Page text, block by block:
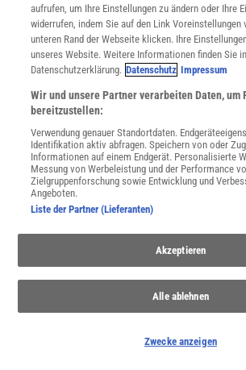
WEITERE NEUERSCHEINUNGEN
JETZT ANMELDEN!
Sie können unsere Newsletter jederzeit wieder abbestellen.
mit Ihren personenbezogenen Daten finden Sie in unserer
SERVICES
Newsletter
aufrufen, um Ihre Einstellungen zu ändern oder Ihre
widerrufen, indem Sie auf den Link Voreinstellungen
unteren Rand der Webseite klicken. Ihre
unseres Website. Weitere Informationen finden Sie
Datenschutzerklärung. Datenschutz Impressum
Wir und unsere Partner verarbeiten Daten, um
bereitzustellen:
Verwendung genauer Standortdaten.
Identifikation aktiv abfragen. Speichern von oder
Informationen auf einem Endgerät. Personalisierte
Messung von Werbeleistung und der Performance
Zielgruppenforschung sowie Entwicklung und
Angeboten.
Liste der Partner (Lieferanten)
Akzeptieren
Alle ablehnen
Zwecke anzeigen